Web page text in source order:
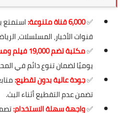
✅6,000 قناة متنوعة:
استمتع
قنوات الأخبار، المسلسلات،
✅مكتبة تضم 19,000 فيلم ومسلسل:
يوميًا لضمان تنوع دائم في
✅جودة عالية بدون تقطيع:
تضمن عدم التقطيع أثناء البث.
✅واجهة سهلة الاستخدام: